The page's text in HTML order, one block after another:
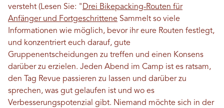
versteht (Lesen Sie: "Drei Bikepacking-Routen für
Anfänger und Fortgeschrittene Sammelt so viele
Informationen wie möglich, bevor ihr eure Routen festlegt,
und konzentriert euch darauf, gute
Gruppenentscheidungen zu treffen und einen Konsens
darüber zu erzielen. Jeden Abend im Camp ist es ratsam,
den Tag Revue passieren zu lassen und darüber zu
sprechen, was gut gelaufen ist und wo es
Verbesserungspotenzial gibt. Niemand möchte sich in der